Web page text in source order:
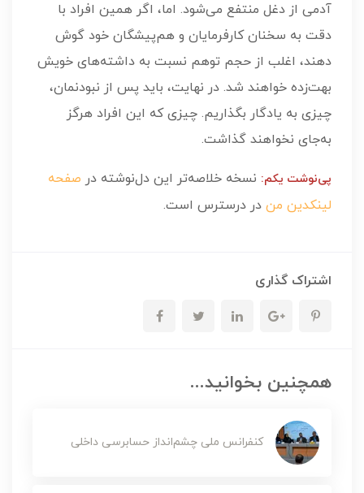
آدمی از دغل منتفع می‌شود. اما، اگر همین افراد با
دقت به سخنان کارفرمایان و هم‌پیشگان خود گوش
دهند، اغلب از حجم توهم نسبت به داشته‌های خویش
بهت‌زده خواهند شد. در نهایت، باید پس از نبودنمان،
چیزی به یادگار بگذاریم. چیزی که این افراد هرگز
به‌جای نخواهند گذاشت.
پی‌نوشت یکم: نسخه خلاصه‌تر این دل‌نوشته در صفحه
لینکدین من در درسترس است.
اشتراک گذاری
همچنین بخوانید...
کنفرانس ملی چشم‌انداز حسابرسی داخلی